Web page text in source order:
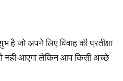
जो अपने लिए विवाह की प्रतीक्षा
नही आएगा लेकिन आप किसी अच्छे